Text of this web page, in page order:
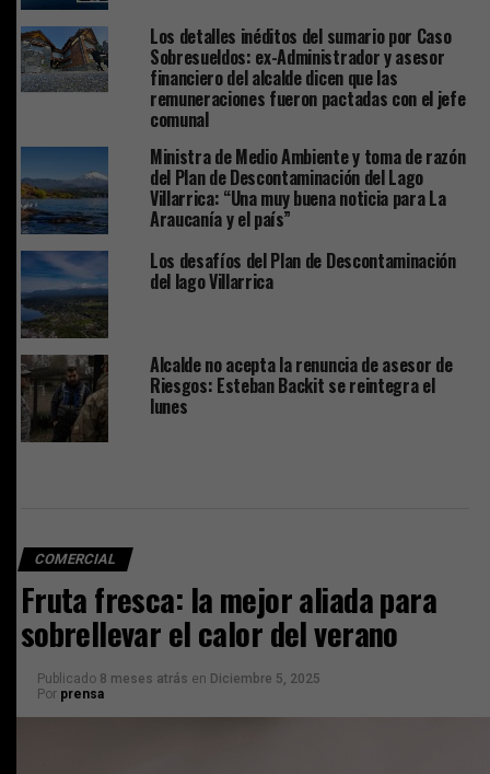
Los detalles inéditos del sumario por Caso
Sobresueldos: ex-Administrador y asesor
financiero del alcalde dicen que las
remuneraciones fueron pactadas con el jefe
comunal
Ministra de Medio Ambiente y toma de razón
del Plan de Descontaminación del Lago
Villarrica: “Una muy buena noticia para La
Araucanía y el país”
Los desafíos del Plan de Descontaminación
del lago Villarrica
Alcalde no acepta la renuncia de asesor de
Riesgos: Esteban Backit se reintegra el
lunes
COMERCIAL
Fruta fresca: la mejor aliada para
sobrellevar el calor del verano
Publicado 8 meses atrás en Diciembre 5, 2025
Por prensa